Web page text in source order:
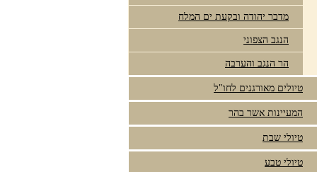
מדבר יהודה ובקעת ים המלח
הנגב הצפוני
הר הנגב והערבה
טיולים מאורגנים לחו"ל
המעיינות אשר בהר
טיולי שבת
טיולי טבע